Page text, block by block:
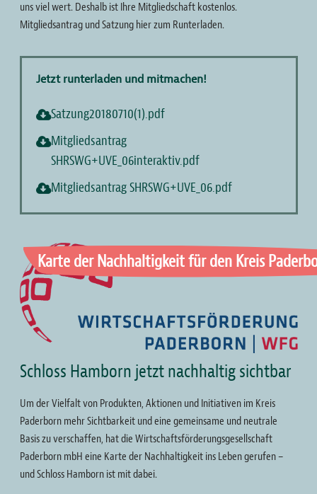
uns viel wert. Deshalb ist Ihre Mitgliedschaft kostenlos.
Mitgliedsantrag und Satzung hier zum Runterladen.
Jetzt runterladen und mitmachen!
Satzung20180710(1).pdf
Mitgliedsantrag
SHRSWG+UVE_06interaktiv.pdf
Mitgliedsantrag SHRSWG+UVE_06.pdf
Bild
Karte der Nachhaltigkeit für den Kreis
Schloss Hamborn jetzt nachhaltig sichtbar
Um der Vielfalt von Produkten, Aktionen und Initiativen im Kreis
Paderborn mehr Sichtbarkeit und eine gemeinsame und neutrale
Basis zu verschaffen, hat die Wirtschaftsförderungsgesellschaft
Paderborn mbH eine Karte der Nachhaltigkeit ins Leben gerufen –
und Schloss Hamborn ist mit dabei.